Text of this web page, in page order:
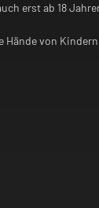
erst ab 18
Hände von